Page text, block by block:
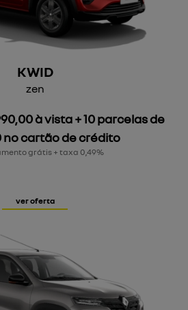
KWID
zen
à vista + 10 parcelas de
no cartão de crédito
grátis + taxa 0,49%
ver oferta
deseja ser atendido?
seu estado